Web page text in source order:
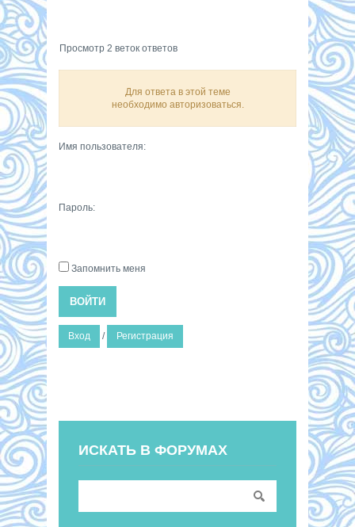
Просмотр 2 веток ответов
Для ответа в этой теме
необходимо авторизоваться.
Имя пользователя:
Пароль:
Запомнить меня
ВОЙТИ
Вход / Регистрация
ИСКАТЬ В ФОРУМАХ